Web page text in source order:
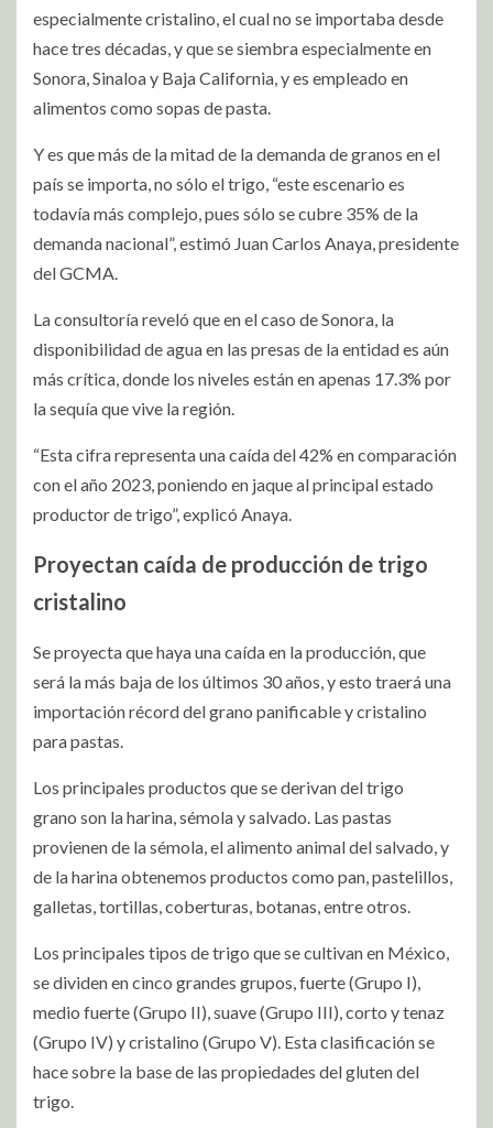
especialmente cristalino, el cual no se importaba desde
hace tres décadas, y que se siembra especialmente en
Sonora, Sinaloa y Baja California, y es empleado en
alimentos como sopas de pasta.
Y es que más de la mitad de la demanda de granos en el
país se importa, no sólo el trigo, “este escenario es
todavía más complejo, pues sólo se cubre 35% de la
demanda nacional”, estimó Juan Carlos Anaya, presidente
del GCMA.
La consultoría reveló que en el caso de Sonora, la
disponibilidad de agua en las presas de la entidad es aún
más crítica, donde los niveles están en apenas 17.3% por
la sequía que vive la región.
“Esta cifra representa una caída del 42% en comparación
con el año 2023, poniendo en jaque al principal estado
productor de trigo”, explicó Anaya.
Proyectan caída de producción de trigo
cristalino
Se proyecta que haya una caída en la producción, que
será la más baja de los últimos 30 años, y esto traerá una
importación récord del grano panificable y cristalino
para pastas.
Los principales productos que se derivan del trigo
grano son la harina, sémola y salvado. Las pastas
provienen de la sémola, el alimento animal del salvado, y
de la harina obtenemos productos como pan, pastelillos,
galletas, tortillas, coberturas, botanas, entre otros.
Los principales tipos de trigo que se cultivan en México,
se dividen en cinco grandes grupos, fuerte (Grupo I),
medio fuerte (Grupo II), suave (Grupo III), corto y tenaz
(Grupo IV) y cristalino (Grupo V). Esta clasificación se
hace sobre la base de las propiedades del gluten del
trigo.